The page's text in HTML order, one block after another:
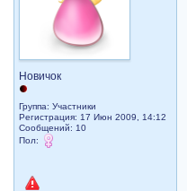
Новичок
Группа: Участники
Регистрация: 17 Июн 2009, 14:12
Сообщений: 10
Пол: